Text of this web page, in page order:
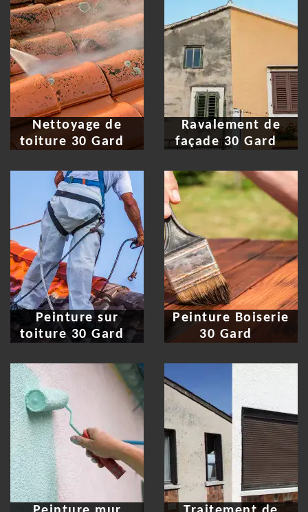
Nettoyage de
toiture 30 Gard
Ravalement de
façade 30 Gard
Peinture sur
toiture 30 Gard
Peinture Boiserie
30 Gard